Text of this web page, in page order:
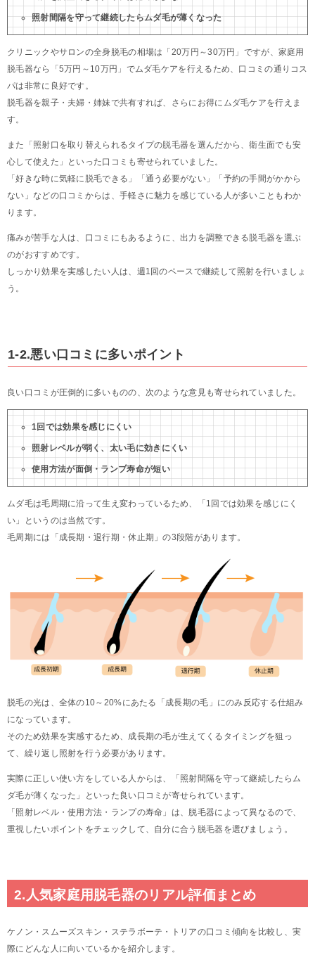
照射間隔を守って継続したらムダ毛が薄くなった
クリニックやサロンの全身脱毛の相場は「20万円～30万円」ですが、家庭用
脱毛器なら「5万円～10万円」でムダ毛ケアを行えるため、口コミの通りコス
パは非常に良好です。
脱毛器を親子・夫婦・姉妹で共有すれば、さらにお得にムダ毛ケアを行えま
す。
また「照射口を取り替えられるタイプの脱毛器を選んだから、衛生面でも安
心して使えた」といった口コミも寄せられていました。
「好きな時に気軽に脱毛できる」「通う必要がない」「予約の手間がかから
ない」などの口コミからは、手軽さに魅力を感じている人が多いこともわか
ります。
痛みが苦手な人は、口コミにもあるように、出力を調整できる脱毛器を選ぶ
のがおすすめです。
しっかり効果を実感したい人は、週1回のペースで継続して照射を行いましょ
う。
1-2.悪い口コミに多いポイント
良い口コミが圧倒的に多いものの、次のような意見も寄せられていました。
1回では効果を感じにくい
照射レベルが弱く、太い毛に効きにくい
使用方法が面倒・ランプ寿命が短い
ムダ毛は毛周期に沿って生え変わっているため、「1回では効果を感じにく
い」というのは当然です。
毛周期には「成長期・退行期・休止期」の3段階があります。
脱毛の光は、全体の10～20%にあたる「成長期の毛」にのみ反応する仕組み
になっています。
そのため効果を実感するため、成長期の毛が生えてくるタイミングを狙っ
て、繰り返し照射を行う必要があります。
実際に正しい使い方をしている人からは、「照射間隔を守って継続したらム
ダ毛が薄くなった」といった良い口コミが寄せられています。
「照射レベル・使用方法・ランプの寿命」は、脱毛器によって異なるので、
重視したいポイントをチェックして、自分に合う脱毛器を選びましょう。
2.人気家庭用脱毛器のリアル評価まとめ
ケノン・スムーズスキン・ステラボーテ・トリアの口コミ傾向を比較し、実
際にどんな人に向いているかを紹介します。